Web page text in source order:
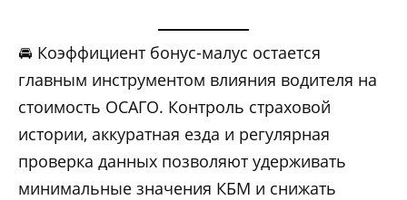
🚘 Коэффициент бонус-малус остается
главным инструментом влияния водителя на
стоимость ОСАГО. Контроль страховой
истории, аккуратная езда и регулярная
проверка данных позволяют удерживать
минимальные значения КБМ и снижать